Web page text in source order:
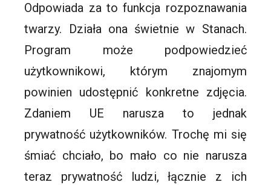
Odpowiada za to funkcja rozpoznawania
twarzy. Działa ona świetnie w Stanach.
Program może podpowiedzieć
użytkownikowi, którym znajomym
powinien udostępnić konkretne zdjęcia.
Zdaniem UE narusza to jednak
prywatność użytkowników. Trochę mi się
śmiać chciało, bo mało co nie narusza
teraz prywatność ludzi, łącznie z ich